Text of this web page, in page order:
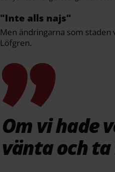
"Inte alls najs"
Men ändringarna som
Löfgren.
Om vi hade
vänta och